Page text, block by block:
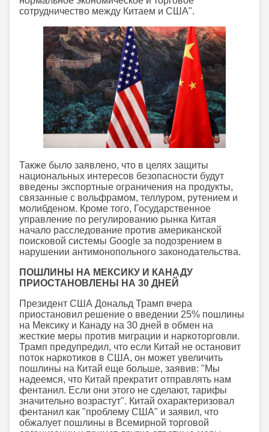
сотрудничество между Китаем и США".
Также было заявлено, что в целях защиты
национальных интересов безопасности будут
введены экспортные ограничения на продукты,
связанные с вольфрамом, теллуром, рутением и
молибденом. Кроме того, Государственное
управление по регулированию рынка Китая
начало расследование против американской
поисковой системы Google за подозрением в
нарушении антимонопольного законодательства.
ПОШЛИНЫ НА МЕКСИКУ И КАНАДУ
ПРИОСТАНОВЛЕНЫ НА 30 ДНЕЙ
Президент США Дональд Трамп вчера
приостановил решение о введении 25% пошлины
на Мексику и Канаду на 30 дней в обмен на
жесткие меры против миграции и наркоторговли.
Трамп предупредил, что если Китай не остановит
поток наркотиков в США, он может увеличить
пошлины на Китай еще больше, заявив: "Мы
надеемся, что Китай прекратит отправлять нам
фентанил. Если они этого не сделают, тарифы
значительно возрастут". Китай охарактеризовал
фентанил как "проблему США" и заявил, что
обжалует пошлины в Всемирной торговой